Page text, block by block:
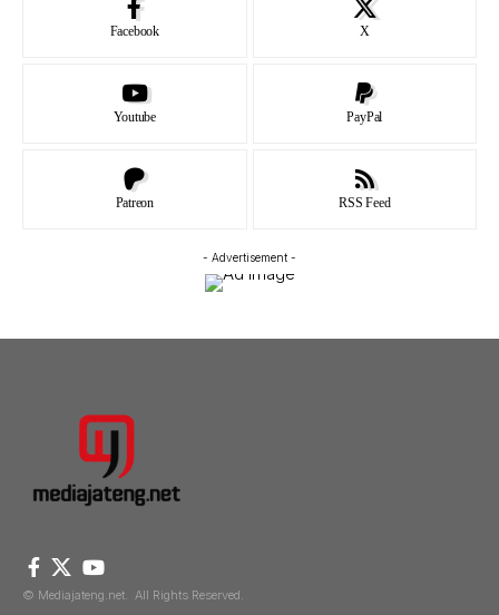
Facebook X
Youtube PayPal
Patreon RSS Feed
- Advertisement -
© Mediajateng.net. All Rights Reserved.